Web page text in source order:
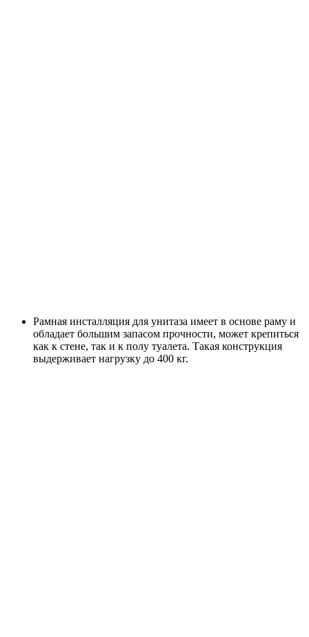
Рамная инсталляция для унитаза имеет в основе раму и
обладает большим запасом прочности, может крепиться
как к стене, так и к полу туалета. Такая конструкция
выдерживает нагрузку до 400 кг.